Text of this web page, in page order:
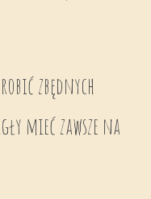
zbędnych
mieć zawsze na